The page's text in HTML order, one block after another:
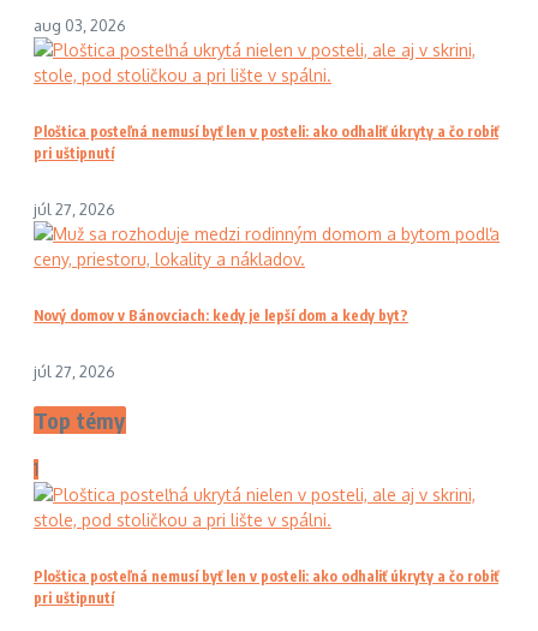
aug 03, 2026
Ploštica posteľná nemusí byť len v posteli: ako odhaliť úkryty a čo robiť
pri uštipnutí
júl 27, 2026
Nový domov v Bánovciach: kedy je lepší dom a kedy byt?
júl 27, 2026
Top témy
1
Ploštica posteľná nemusí byť len v posteli: ako odhaliť úkryty a čo robiť
pri uštipnutí